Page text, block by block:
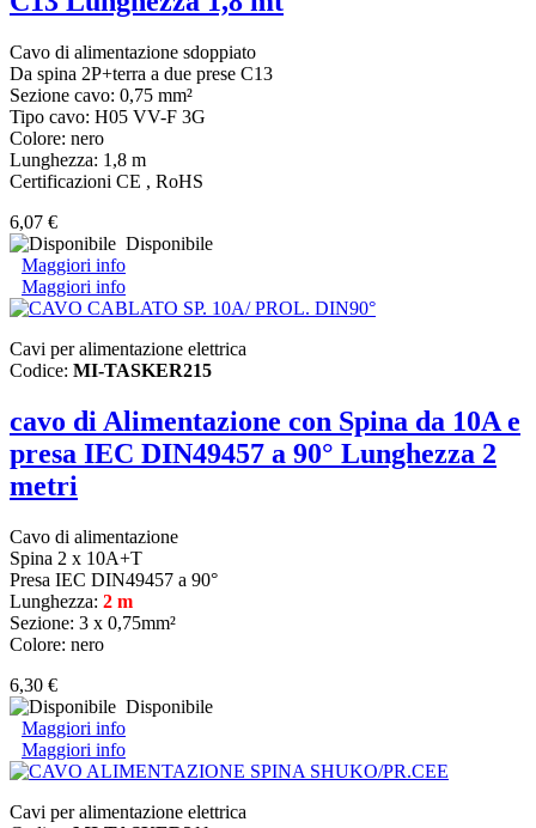
Cavo di alimentazione sdoppiato
Da spina 2P+terra a due prese C13
Sezione cavo: 0,75 mm²
Tipo cavo: H05 VV-F 3G
Colore: nero
Lunghezza: 1,8 m
Certificazioni CE , RoHS
6,07 €
Disponibile
Maggiori info
Maggiori info
Cavi per alimentazione elettrica
Codice: MI-TASKER215
cavo di Alimentazione con Spina da 10A e
presa IEC DIN49457 a 90° Lunghezza 2
metri
Cavo di alimentazione
Spina 2 x 10A+T
Presa IEC DIN49457 a 90°
Lunghezza: 2 m
Sezione: 3 x 0,75mm²
Colore: nero
6,30 €
Disponibile
Maggiori info
Maggiori info
Cavi per alimentazione elettrica